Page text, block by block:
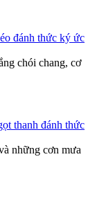
đánh thức ký ức
chói chang, cơ
thanh đánh thức
những cơn mưa